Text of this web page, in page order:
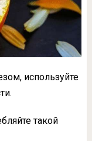
используйте
такой